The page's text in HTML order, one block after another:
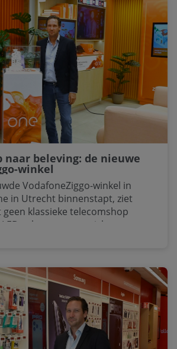
naar beleving: de nieuwe
winkel
VodafoneZiggo-winkel in
in Utrecht binnenstapt, ziet
klassieke telecomshop
schermen, een tickertape
aan de gevel en een
echt van de grond af
Dennis Kleinloog, Directeur
“Een converged
mobiel, breedband,
komt helemaal samen in ons